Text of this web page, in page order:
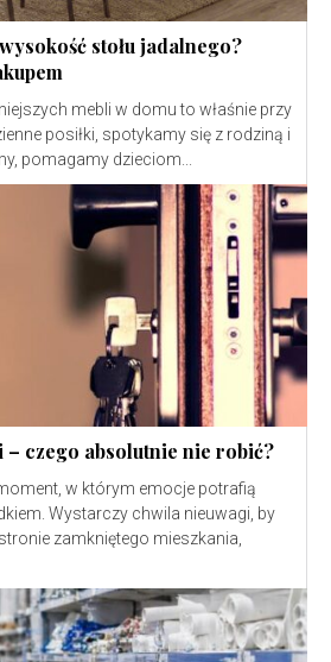
stołu jadalnego?
mebli w domu to właśnie przy
posiłki, spotykamy się z rodziną i
pomagamy dzieciom...
– czego absolutnie nie robić?
w którym emocje potrafią
Wystarczy chwila nieuwagi, by
zamkniętego mieszkania,